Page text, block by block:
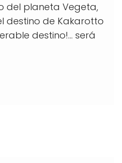
del planeta Vegeta,
destino de Kakarotto
destino!... será